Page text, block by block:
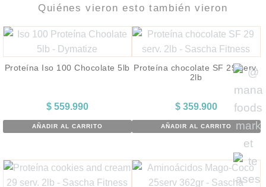
Quiénes vieron esto también vieron
Proteína Iso 100 Chocolate 5lb
$559.990
AÑADIR AL CARRITO
Proteína chocolate SF 29 serv.
2lb
$359.900
AÑADIR AL CARRITO